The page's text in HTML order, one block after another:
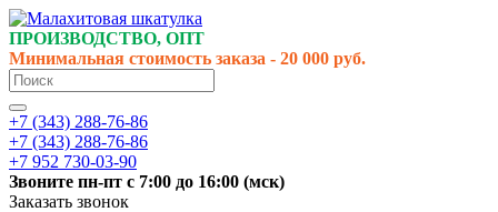
ПРОИЗВОДСТВО, ОПТ
Минимальная стоимость заказа - 20 000 руб.
+7 (343) 288-76-86
+7 (343) 288-76-86
+7 952 730-03-90
Звоните пн-пт с 7:00 до 16:00 (мск)
Заказать звонок